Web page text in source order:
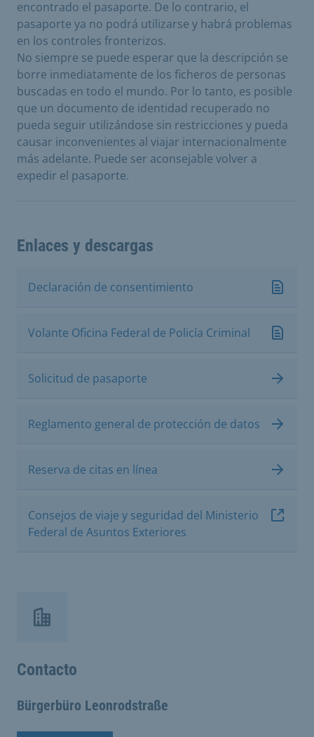
encontrado el pasaporte. De lo contrario, el
pasaporte ya no podrá utilizarse y habrá problemas
en los controles fronterizos.
No siempre se puede esperar que la descripción se
borre inmediatamente de los ficheros de personas
buscadas en todo el mundo. Por lo tanto, es posible
que un documento de identidad recuperado no
pueda seguir utilizándose sin restricciones y pueda
causar inconvenientes al viajar internacionalmente
más adelante. Puede ser aconsejable volver a
expedir el pasaporte.
Enlaces y descargas
Declaración de consentimiento
Volante Oficina Federal de Policía Criminal
Solicitud de pasaporte
Reglamento general de protección de datos
Reserva de citas en línea
Consejos de viaje y seguridad del Ministerio
Federal de Asuntos Exteriores
Contacto
Bürgerbüro Leonrodstraße